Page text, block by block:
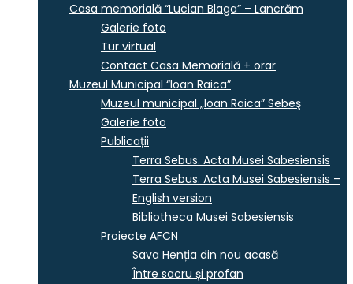
Casa memorială “Lucian Blaga” – Lancrăm
Galerie foto
Tur virtual
Contact Casa Memorială + orar
Muzeul Municipal “Ioan Raica”
Muzeul municipal „Ioan Raica” Sebeş
Galerie foto
Publicații
Terra Sebus. Acta Musei Sabesiensis
Terra Sebus. Acta Musei Sabesiensis –
English version
Bibliotheca Musei Sabesiensis
Proiecte AFCN
Sava Henția din nou acasă
Între sacru și profan